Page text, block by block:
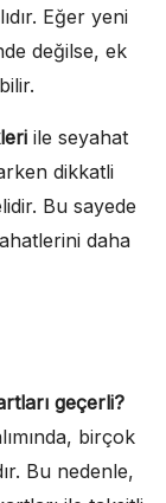
Eğer yeni
değilse, ek
ile seyahat
dikkatli
Bu sayede
daha
geçerli?
birçok
Bu nedenle,